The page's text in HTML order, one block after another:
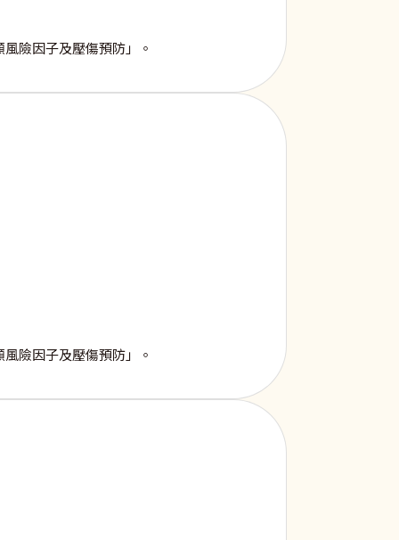
險因子及壓傷預防」。
險因子及壓傷預防」。